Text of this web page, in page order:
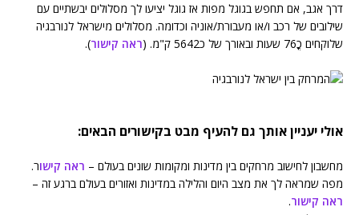
דרך אגב, אם תחפש בגוגל מפות אז גוגל יציעו לך מסלולים יבשתיים עם
שילובים של רכב ו/או מעבורת/אוניה וכדומה. מסלולים מישראל לנורבגיה
שלוקחים כֳ76 שעות ובאורך של כ5642 ק"מ. (
ראה קישור).
אולי יעניין אותך גם להעיף מבט בקישורים הבאים:
מחשבון לחישוב מרחקים בין מדינות ומקומות שונים בעולם – ראה קישור.
מפה שמראה לך את מצב היום והלילה במדינות ואזורים בעולם ברגע זה –
ראה קישור.